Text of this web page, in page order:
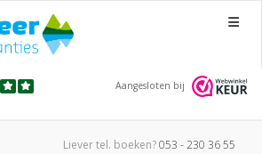
Menu
Aangesloten bij
Liever tel. boeken?053 - 230 36 55